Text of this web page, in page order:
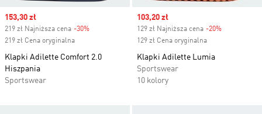
Sale price
153,30 zł
219 zł Najniższa cena -30%
219 zł Cena oryginalna
Klapki Adilette Comfort 2.0
Hiszpania
Sportswear
Sale price
103,20 zł
129 zł Najniższa cena -20%
129 zł Cena oryginalna
Klapki Adilette Lumia
Sportswear
10 kolory